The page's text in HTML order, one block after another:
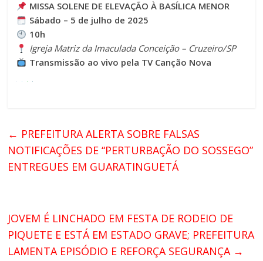
MISSA SOLENE DE ELEVAÇÃO À BASÍLICA MENOR
Sábado – 5 de julho de 2025
10h
Igreja Matriz da Imaculada Conceição – Cruzeiro/SP
Transmissão ao vivo pela TV Canção Nova
← PREFEITURA ALERTA SOBRE FALSAS
NOTIFICAÇÕES DE “PERTURBAÇÃO DO SOSSEGO”
ENTREGUES EM GUARATINGUETÁ
JOVEM É LINCHADO EM FESTA DE RODEIO DE
PIQUETE E ESTÁ EM ESTADO GRAVE; PREFEITURA
LAMENTA EPISÓDIO E REFORÇA SEGURANÇA →